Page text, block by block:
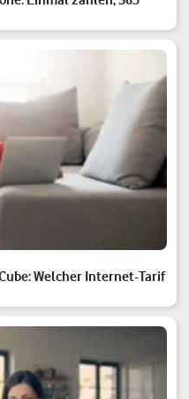
Welcher Internet-Tarif